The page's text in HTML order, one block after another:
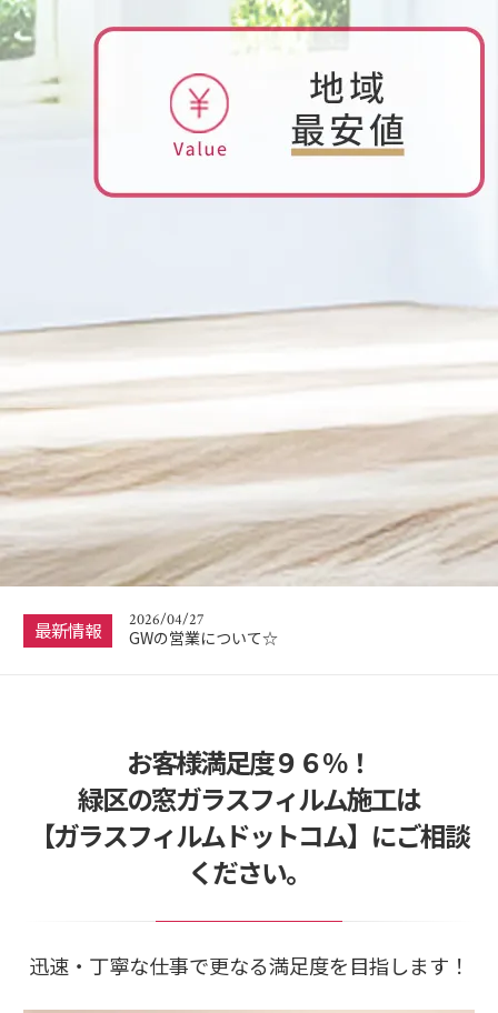
最新情報
2025/12/03
くらしのマーケットアワード2025に入賞しまし
た！！
2026/07/10
☆夏季休暇について☆
2026/04/27
GWの営業について☆
2025/12/03
くらしのマーケットアワード2025に入賞しまし
た！！
2026/07/10
☆夏季休暇について☆
お客様満足度９６％！
緑区の窓ガラスフィルム施工は
【ガラスフィルムドットコム】にご相談
ください。
迅速・丁寧な仕事で更なる満足度を目指します！